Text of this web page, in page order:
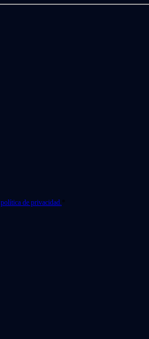
política de privacidad. *